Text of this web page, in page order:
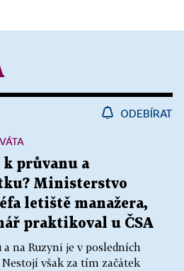
ODEBÍRAT
k průvanu a
Ministerstvo
letiště manažera,
praktikoval u ČSA
na Ruzyni je v posledních
však za tím začátek